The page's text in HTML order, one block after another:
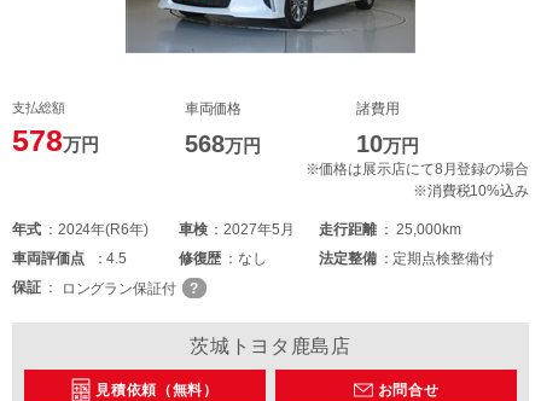
支払総額
578万円
車両価格
568万円
諸費用
10万円
※価格は展示店にて8月登録の場合
※消費税10%込み
年式 2024年(R6年) 車検 2027年5月 走行距離
25,000km
車両評価点 4.5 修復歴 なし 法定整備
定期点検整備付
保証
ロングラン保証付
茨城トヨタ鹿島店
見積依頼（無料） お問合せ